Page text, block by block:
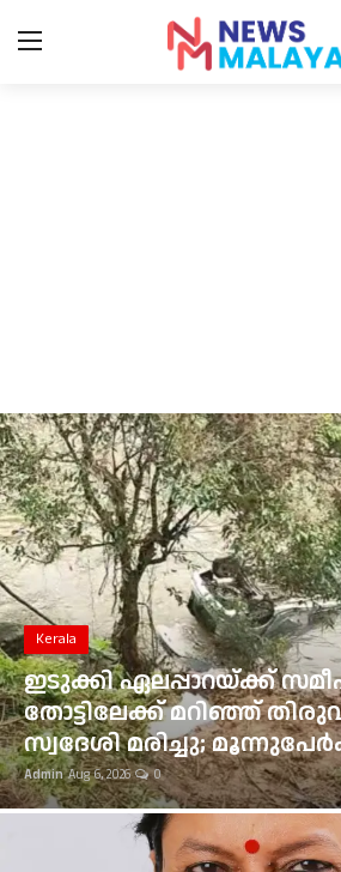
Entertainment
Sports
Food
Gulf News
Loksabha Election 2024
Technology
Health
Jobs Mall
Kerala
ഇടുക്കി ഏലപ്പാറയ്ക്ക്
തോട്ടിലേക്ക് മറിഞ്ഞ്
സ്വദേശി മരിച്ചു;
Admin Aug 6, 2026 0